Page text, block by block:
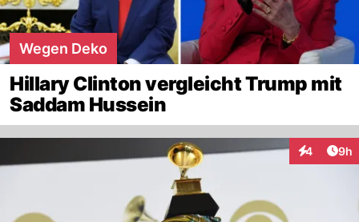
Wegen Deko
Hillary Clinton vergleicht Trump mit
Saddam Hussein
4 9h